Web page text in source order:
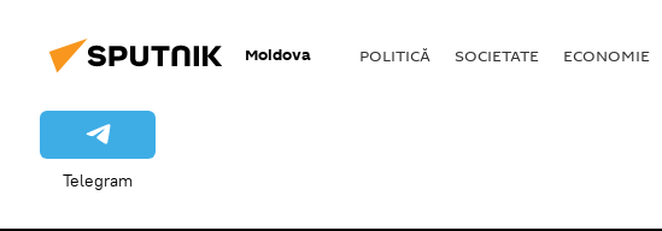
Moldova POLITICĂ SOCIETATE ECONOMIE
Telegram